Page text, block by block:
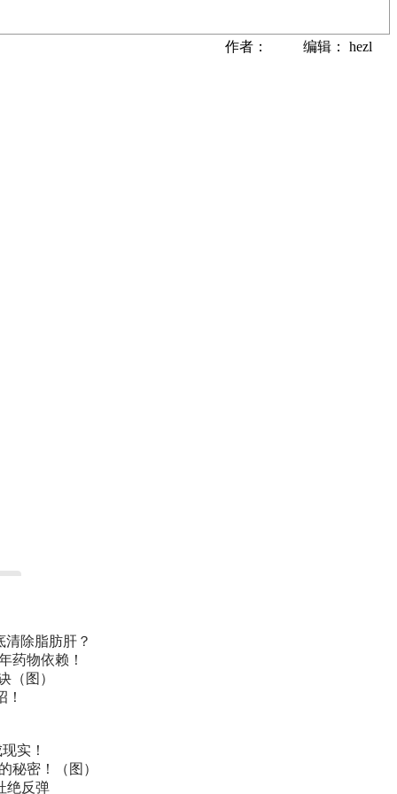
作者： 编辑： hezl
清除脂肪肝？
药物依赖！
（图）
实！
秘密！（图）
绝反弹